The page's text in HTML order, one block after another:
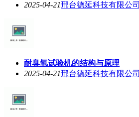
2025-04-21邢台德延科技有限公司
耐臭氧试验机的结构与原理
2025-04-21邢台德延科技有限公司